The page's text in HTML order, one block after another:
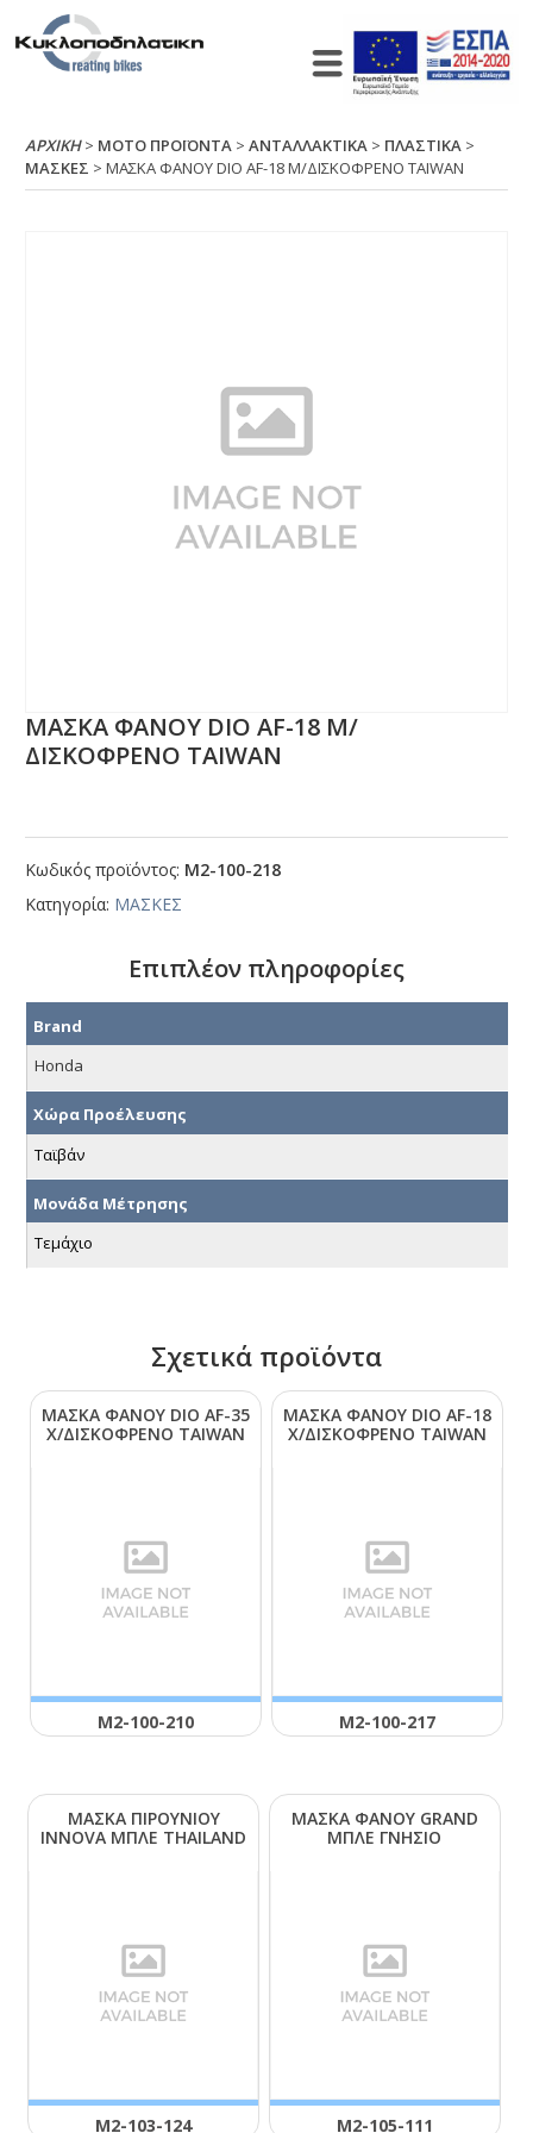
ΑΡΧΙΚΉ> ΜΟΤΟ ΠΡΟΪΟΝΤΑ >ΑΝΤΑΛΛΑΚΤΙΚΑ > ΠΛΑΣΤΙΚΑ >
ΜΑΣΚΕΣ > ΜΑΣΚΑ ΦΑΝΟΥ DΙΟ ΑF-18 Μ/ΔΙΣΚΟΦΡΕΝΟ ΤΑΙWΑΝ
ΜΑΣΚΑ ΦΑΝΟΥ DΙΟ ΑF-18 Μ/
ΔΙΣΚΟΦΡΕΝΟ ΤΑΙWΑΝ
Κωδικός προϊόντος: Μ2-100-218
Κατηγορία: ΜΑΣΚΕΣ
Επιπλέον πληροφορίες
Brand
Honda
Χώρα Προέλευσης
Ταϊβάν
Μονάδα Μέτρησης
Τεμάχιο
Σχετικά προϊόντα
ΜΑΣΚΑ ΦΑΝΟΥ DΙΟ ΑF-35
Χ/ΔΙΣΚΟΦΡΕΝΟ ΤΑΙWΑΝ
Μ2-100-210
ΜΑΣΚΑ ΦΑΝΟΥ DΙΟ ΑF-18
Χ/ΔΙΣΚΟΦΡΕΝΟ ΤΑΙWΑΝ
Μ2-100-217
ΜΑΣΚΑ ΠΙΡΟΥΝΙΟΥ
ΙΝΝΟVΑ ΜΠΛΕ ΤΗΑΙLΑΝD
Μ2-103-124
ΜΑΣΚΑ ΦΑΝΟΥ GRΑΝD
ΜΠΛΕ ΓΝΗΣΙΟ
Μ2-105-111